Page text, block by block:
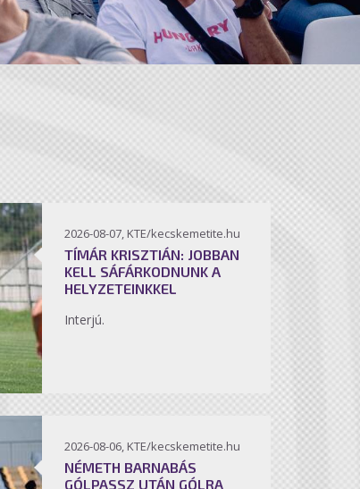
2026-08-07, KTE/kecskemetite.hu
TÍMÁR KRISZTIÁN: JOBBAN
KELL SÁFÁRKODNUNK A
HELYZETEINKKEL
Interjú.
2026-08-06, KTE/kecskemetite.hu
NÉMETH BARNABÁS
GÓLPASSZ UTÁN GÓLRA